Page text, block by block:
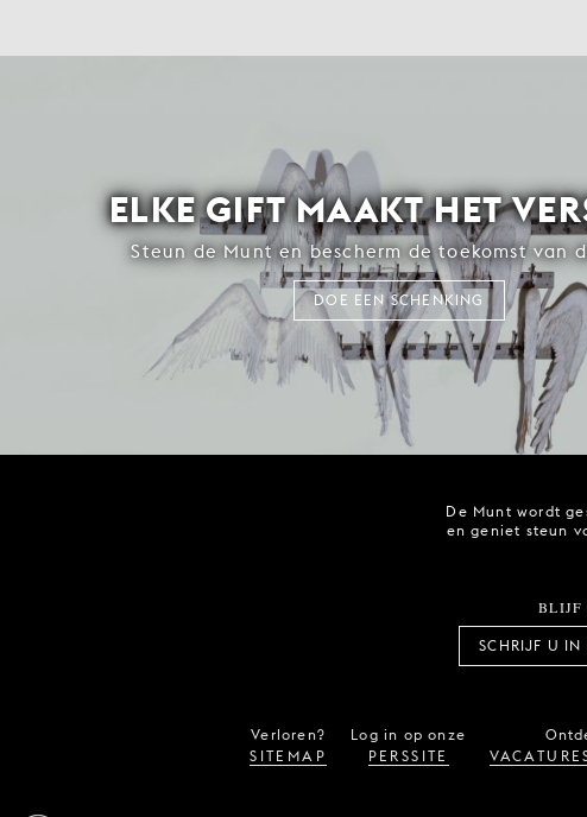
ELKE GIFT MAAKT HET
Steun de Munt en bescherm de toekomst van
DOE EEN SCHENKING
De Munt wordt
en geniet steun
BLIJF
SCHRIJF U IN
Verloren?
SITEMAP
Log in op onze
PERSSITE